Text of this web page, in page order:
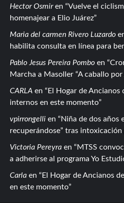
Hector Osmiren
Vuelve el
homenajear a Elio Juárez
Maria del carmen Rivero Luzardo
habilita consulta en línea para
Pablo Jesus Pereira Pombo en
Marcha a Masoller “A caballo por
CARLA en
El Hogar de Ancianos
internos en este momento
vpirrongelli en
Niña de dos años
recuperándose” tras
Victoria Pereyra en
MTSS
a adherirse al programa Yo
Carla en
El Hogar de Ancianos
en este momento